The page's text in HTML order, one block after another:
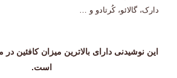
دارک، گالائو، کُرتادو و …
این نوشیدنی دارای بالاترین میزان کافئین
است.